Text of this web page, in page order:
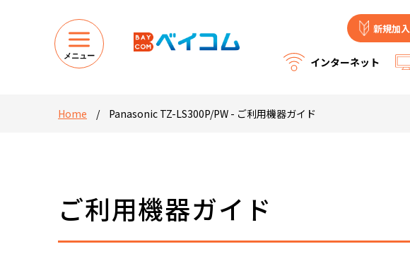
メニュー
新規加入
インターネット
Home / Panasonic TZ-LS300P/PW - ご利用機器ガイド
ご利用機器ガイド